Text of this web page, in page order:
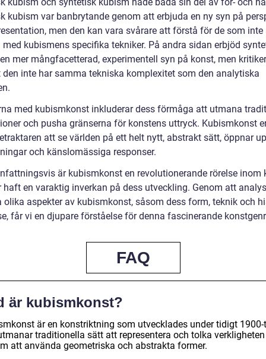
kubism och syntetisk kubism hade båda sin del av för- och
kubism var banbrytande genom att erbjuda en ny syn på
men den kan vara svårare att förstå för de som inte
med kubismens specifika tekniker. På andra sidan erbjöd
mer mångfacetterad, experimentell syn på konst, men
den inte har samma tekniska komplexitet som den analytiska
med kubismkonst inkluderar dess förmåga att utmana
och pusha gränserna för konstens uttryck. Kubismkonst
att se världen på ett helt nytt, abstrakt sätt, öppnar
och känslomässiga responser.
är kubismkonst en revolutionerande rörelse inom
haft en varaktig inverkan på dess utveckling. Genom att
olika aspekter av kubismkonst, såsom dess form, teknik och
får vi en djupare förståelse för denna fascinerande
FAQ
är kubismkonst?
är en konstriktning som utvecklades under tidigt
traditionella sätt att representera och tolka verkligheten
att använda geometriska och abstrakta former.